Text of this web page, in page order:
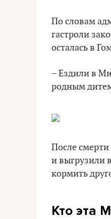
По словам
гастроли
осталась в
– Ездили в
родным
После
и выгрузили
кормить
Кто эта